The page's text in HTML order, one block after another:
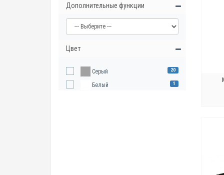
Дополнительные функции
Цвет
Серый 20
Белый 1